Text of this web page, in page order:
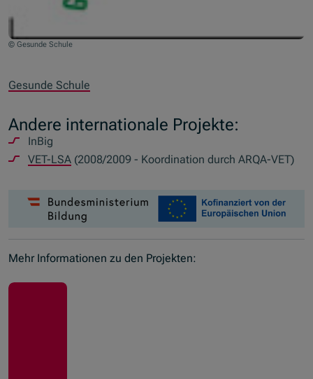
© Gesunde Schule
Gesunde Schule
Andere internationale Projekte:
InBig
VET-LSA (2008/2009 - Koordination durch ARQA-VET)
Mehr Informationen zu den Projekten: